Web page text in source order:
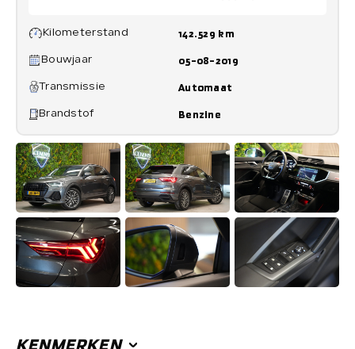
info@loenensautobedrijf.nl
+31 6 23892532
Adres
De Groendijck 43
3466 NJ Waarder
Kilometerstand 142.529 km
Bouwjaar 05-08-2019
Transmissie Automaat
Brandstof Benzine
KENMERKEN